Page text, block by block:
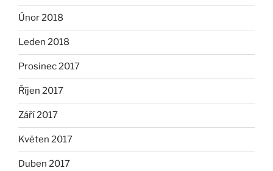
Únor 2018
Leden 2018
Prosinec 2017
Říjen 2017
Září 2017
Květen 2017
Duben 2017